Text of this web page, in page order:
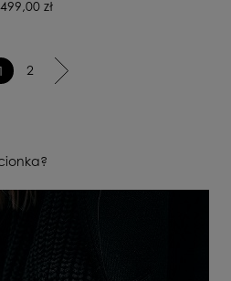
499,00 zł
1 2